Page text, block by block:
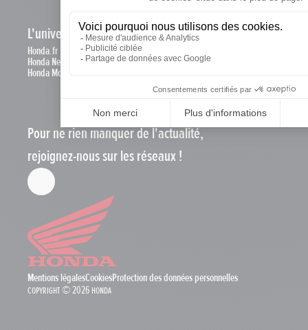
L'univers Honda
Honda.fr
Honda News
Honda Motos
Pour ne rien manquer de l'actualité,
rejoignez-nous sur les réseaux !
Mentions légalesCookiesProtection des données personnelles
Copyright © 2026 Honda